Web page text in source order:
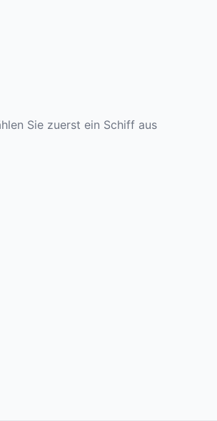
Sie zuerst ein Schiff aus